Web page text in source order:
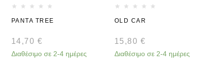
PANTA TREE
14,70 €
Διαθέσιμο σε 2-4 ημέρες
OLD CAR
15,80 €
Διαθέσιμο σε 2-4 ημέρες